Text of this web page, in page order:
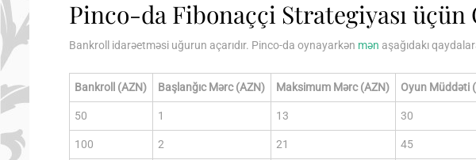
Pinco-da Fibonaççi Strategiyası
Bankroll idarəetməsi uğurun açarıdır. Pinco-da oynayarkən mən aşağıdakı
Bankroll (AZN) Başlanğıc Mərc (AZN) Maksimum Mərc (AZN) Oyun Müddəti
50 1 13 30
100 2 21 45